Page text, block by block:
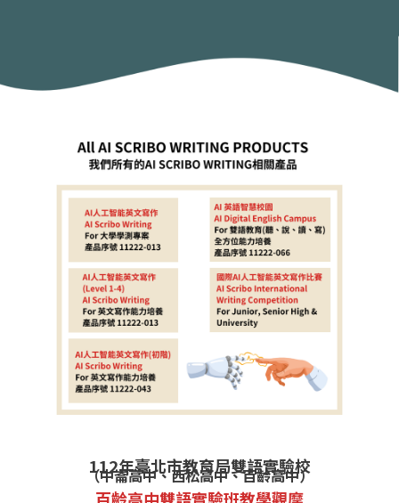
112年臺北市教育局雙語實驗校
（中崙高中、西松高中、百齡高中）